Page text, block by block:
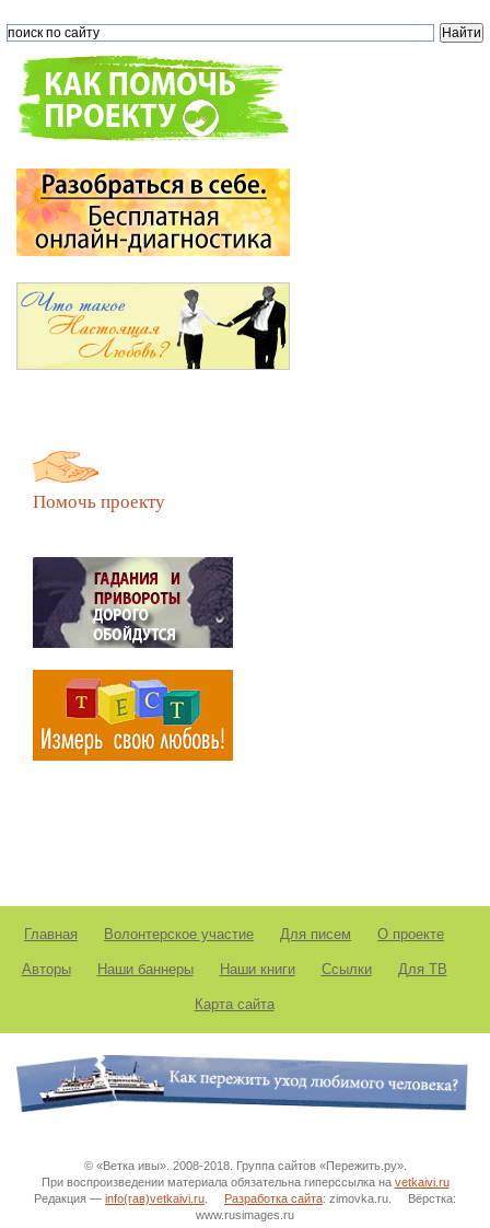
Помочь проекту
Главная Волонтерское участие Для писем О проекте
Авторы Наши баннеры Наши книги Ссылки Для ТВ
Карта сайта
© «Ветка ивы». 2008-2018. Группа сайтов «Пережить.ру».
При воспроизведении материала обязательна гиперссылка на vetkaivi.ru
Редакция — info(гав)vetkaivi.ru. Разработка сайта: zimovka.ru. Вёрстка:
www.rusimages.ru